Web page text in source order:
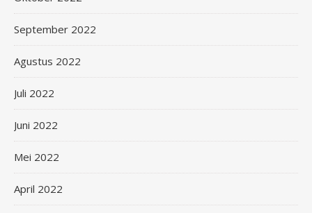
September 2022
Agustus 2022
Juli 2022
Juni 2022
Mei 2022
April 2022